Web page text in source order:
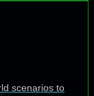
scenarios to